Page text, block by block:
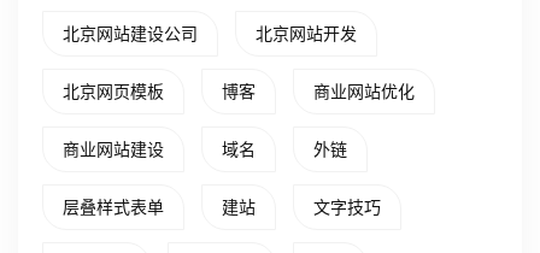
北京网站建设公司 北京网站开发
北京网页模板 博客 商业网站优化
商业网站建设 域名 外链
层叠样式表单 建站 文字技巧